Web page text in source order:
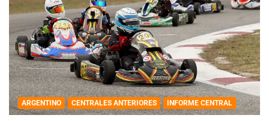
ARGENTINO CENTRALES ANTERIORES INFORME CENTRAL